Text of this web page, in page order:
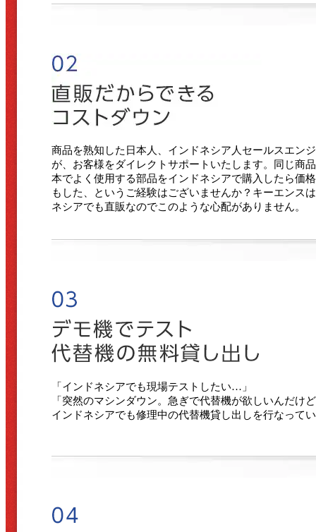
商品を熟知した日本人、インドネシア人セールスエン
が、お客様をダイレクトサポートいたします。同じ商
本でよく使用する部品をインドネシアで購入したら価
もした、というご経験はございませんか？キーエンス
ネシアでも直販なのでこのような心配がありません。
「インドネシアでも現場テストしたい…」
「突然のマシンダウン。急ぎで代替機が欲しいんだけ
インドネシアでも修理中の代替機貸し出しを行なって